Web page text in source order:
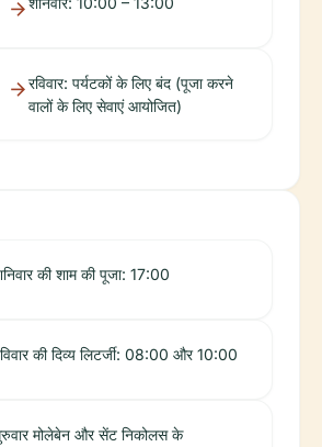
रविवार: पर्यटकों के लिए बंद (पूजा करने
वालों के लिए सेवाएं आयोजित)
की शाम की पूजा: 17:00
की दिव्य लिटर्जी: 08:00 और 10:00
मोलेबेन और सेंट निकोलस के